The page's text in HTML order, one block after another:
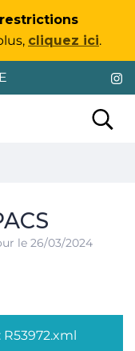
cliquez ici.
des-
le 26/03/2024